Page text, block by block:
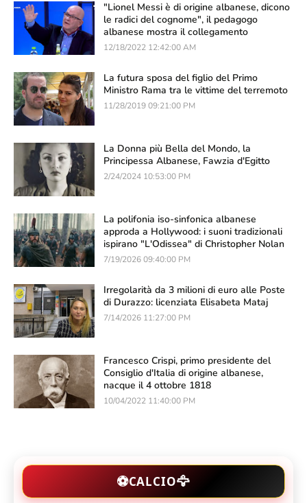
"Lionel Messi è di origine albanese, dicono
le radici del cognome", il pedagogo
albanese mostra il collegamento
12/18/2022 12:42:00 AM
La futura sposa del figlio del Primo
Ministro Rama tra le vittime del terremoto
11/28/2019 09:21:00 PM
La Donna più Bella del Mondo, la
Principessa Albanese, Fawzia d'Egitto
2/24/2024 10:53:00 PM
La polifonia iso-sinfonica albanese
approda a Hollywood: i suoni tradizionali
ispirano "L'Odissea" di Christopher Nolan
7/19/2026 09:40:00 PM
Irregolarità da 3 milioni di euro alle Poste
di Durazzo: licenziata Elisabeta Mataj
7/14/2026 11:27:00 PM
Francesco Crispi, primo presidente del
Consiglio d'Italia di origine albanese,
nacque il 4 ottobre 1818
10/04/2022 11:40:00 PM
⚽CALCIO🦅